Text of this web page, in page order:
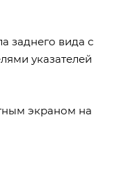
заднего вида с
указателей
экраном на